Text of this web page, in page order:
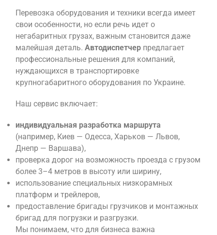
Перевозка оборудования и техники всегда имеет
свои особенности, но если речь идет о
негабаритных грузах, важным становится даже
малейшая деталь.Автодиспетчер предлагает
профессиональные решения для компаний,
нуждающихся в транспортировке
крупногабаритного оборудования по Украине.
Наш сервис включает:
индивидуальная разработка маршрута
(например, Киев — Одесса, Харьков — Львов,
Днепр — Варшава),
проверка дорог на возможность проезда с грузом
более 3–4 метров в высоту или ширину,
использование специальных низкорамных
платформ и трейлеров,
предоставление бригады грузчиков и монтажных
бригад для погрузки и разгрузки.
Мы понимаем, что для бизнеса важна